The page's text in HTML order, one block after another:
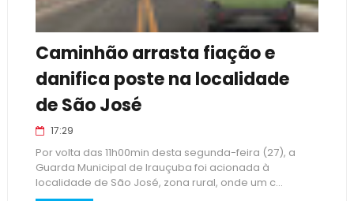
Caminhão arrasta fiação e
danifica poste na localidade
de São José
17:29
Por volta das 11h00min desta segunda-feira (27), a
Guarda Municipal de Irauçuba foi acionada à
localidade de São José, zona rural, onde um c...